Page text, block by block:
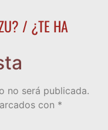
/ ¿TE HA
no será publicada.
con *